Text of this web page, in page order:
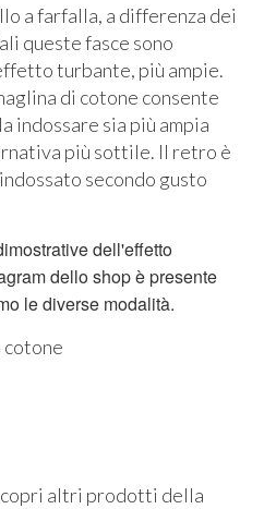
a farfalla, a differenza dei
queste fasce sono
turbante, più ampie.
di cotone consente
indossare sia più ampia
più sottile. Il retro è
secondo gusto
dell'effetto
dello shop è presente
le diverse modalità.
cotone
altri prodotti della